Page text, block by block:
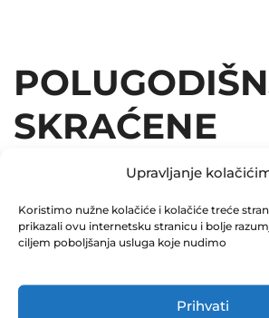
Upravljanje
Koristimo nužne kolačiće i kolačiće treće
prikazali ovu internetsku stranicu i bolje
ciljem poboljšanja usluga koje nudimo
Prihvati
SKRAĆENE
ZABILJEŠKE
2024
August 26, 2024